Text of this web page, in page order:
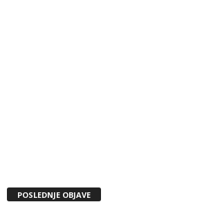
POSLEDNJE OBJAVE